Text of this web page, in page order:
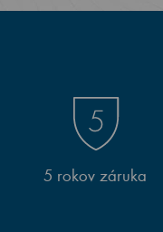
5 rokov záruka